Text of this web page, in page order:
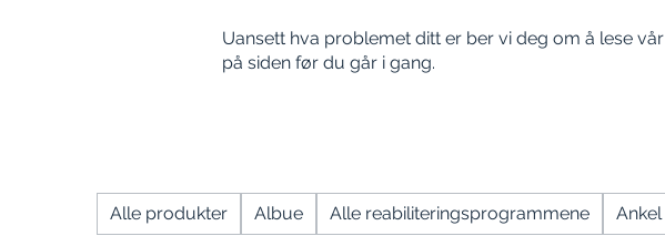
Uansett hva problemet ditt er ber vi deg om å lese vår
på siden før du går i gang.
Alle produkter Albue Alle reabiliteringsprogrammene Ankel